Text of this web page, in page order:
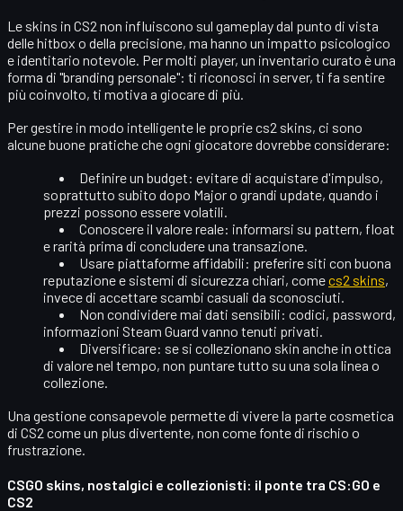
Le skins in CS2 non influiscono sul gameplay dal punto di vista
delle hitbox o della precisione, ma hanno un impatto psicologico
e identitario notevole. Per molti player, un inventario curato è una
forma di "branding personale": ti riconosci in server, ti fa sentire
più coinvolto, ti motiva a giocare di più.
Per gestire in modo intelligentele propriecs2 skins, ci sono
alcune buone pratiche che ogni giocatore dovrebbe considerare:
Definire un budget: evitare di acquistare d'impulso,
soprattutto subito dopo Major o grandi update, quando i
prezzi possono essere volatili.
Conoscere il valore reale: informarsi su pattern, float
e rarità prima di concludere una transazione.
Usare piattaforme affidabili: preferire siti con buona
reputazione e sistemi di sicurezza chiari, comecs2 skins,
invece di accettare scambi casuali da sconosciuti.
Non condividere mai dati sensibili: codici, password,
informazioni Steam Guard vanno tenuti privati.
Diversificare: se si collezionano skin anche in ottica
di valore nel tempo, non puntare tutto su una sola linea o
collezione.
Una gestione consapevole permette di vivere la parte cosmetica
di CS2 come un plus divertente, non come fonte di rischio o
frustrazione.
CSGO skins, nostalgici e collezionisti: il ponte tra CS:GO e
CS2